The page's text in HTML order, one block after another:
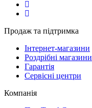
Продаж та підтримка
Інтернет-магазини
Роздрібні магазини
Гарантія
Сервісні центри
Компанія